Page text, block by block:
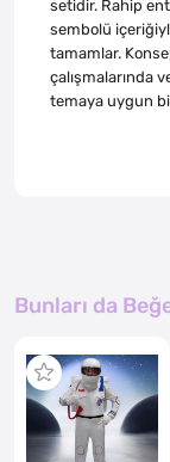
setidir. Rahip
sembolü
tamamlar.
çalışmalarında
temaya uygun
Bunları da